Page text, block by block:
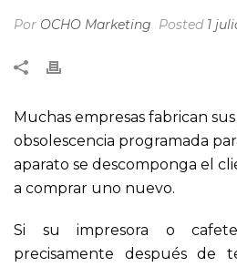
Por OCHO Marketing Posted 1
Muchas empresas fabrican
obsolescencia programada
aparato se descomponga el
a comprar uno nuevo.
Si su impresora o
precisamente después de